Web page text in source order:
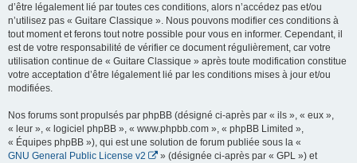
d’être légalement lié par toutes ces conditions, alors n’accédez pas et/ou
n’utilisez pas « Guitare Classique ». Nous pouvons modifier ces conditions à
tout moment et ferons tout notre possible pour vous en informer. Cependant, il
est de votre responsabilité de vérifier ce document régulièrement, car votre
utilisation continue de « Guitare Classique » après toute modification constitue
votre acceptation d’être légalement lié par les conditions mises à jour et/ou
modifiées.
Nos forums sont propulsés par phpBB (désigné ci-après par « ils », « eux »,
« leur », « logiciel phpBB », « www.phpbb.com », « phpBB Limited »,
« Équipes phpBB »), qui est une solution de forum publiée sous la «
GNU General Public License v2
» (désignée ci-après par « GPL ») et